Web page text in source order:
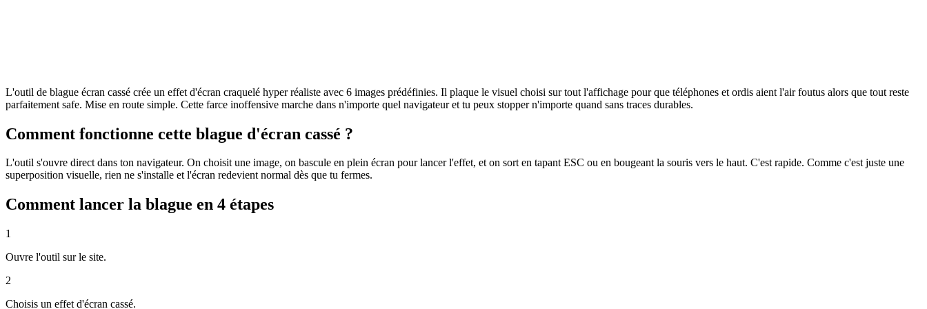
L'outil de blague écran cassé crée un effet d'écran craquelé hyper réaliste avec 6 images prédéfinies. Il plaque le visuel choisi sur tout l'affichage pour que téléphones et ordis aient l'air foutus alors que tout reste
parfaitement safe. Mise en route simple. Cette farce inoffensive marche dans n'importe quel navigateur et tu peux stopper n'importe quand sans traces durables.
Comment fonctionne cette blague d'écran cassé ?
L'outil s'ouvre direct dans ton navigateur. On choisit une image, on bascule en plein écran pour lancer l'effet, et on sort en tapant ESC ou en bougeant la souris vers le haut. C'est rapide. Comme c'est juste une
superposition visuelle, rien ne s'installe et l'écran redevient normal dès que tu fermes.
Comment lancer la blague en 4 étapes
1
Ouvre l'outil sur le site.
2
Choisis un effet d'écran cassé.